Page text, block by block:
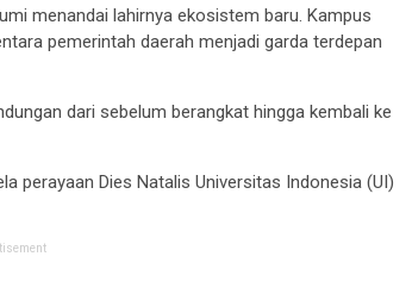
menandai lahirnya ekosistem baru. Kampus
pemerintah daerah menjadi garda terdepan
dari sebelum berangkat hingga kembali ke
perayaan Dies Natalis Universitas Indonesia (UI)